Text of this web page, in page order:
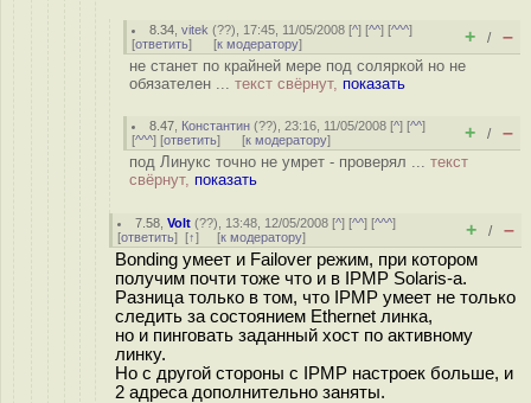
8.34 ,vitek (??), 17:45, 11/05/2008 [^] [^^] [^^^]
[ответить] [к модератору] + / –
не станет по крайней мере под соляркой но не
обязателен ... текст свёрнут, показать
8.47 Константин (??), 23:16, 11/05/2008 [^] [^^]
[^^^] [ответить] [к модератору] + / –
под Линукс точно не умрет - проверял ... текст
свёрнут, показать
7.58 ,Volt (??), 13:48, 12/05/2008 [^] [^^] [^^^]
[ответить] [↑] [к модератору] + / –
Bonding умеет и Failover режим, при котором
получим почти тоже что и в IPMP Solaris-а.
Разница только в том, что IPMP умеет не только
следить за состоянием Ethernet линка,
но и пинговать заданный хост по активному
линку.
Но с другой стороны с IPMP настроек больше, и
2 адреса дополнительно заняты.